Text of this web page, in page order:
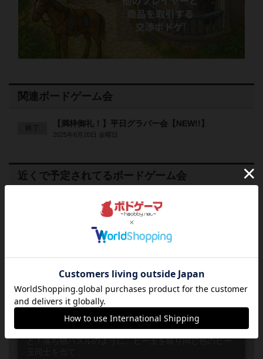
関連ボードゲーム会
【満枠御礼！】平日グラバー会【NEW!!】
2025年6月20日 金曜日
近くで予定されてるボードゲーム会
08月09日 日 曜日
19:00～22:00
日曜ポーションエクスプロージョ
鹿児島県 鹿児島市
約1年ぶりに復活開催！材料となるビー玉を獲得し薬を完
成させるパズルゲーム！一番の特徴は連鎖反応があるこ
と！落ち物パズルのように、ビー玉を取り同じ色のビー